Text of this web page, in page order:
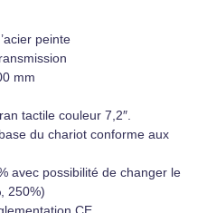
peinte
mm
tactile couleur 7,2″.
du chariot conforme aux
avec possibilité de changer le
250%)